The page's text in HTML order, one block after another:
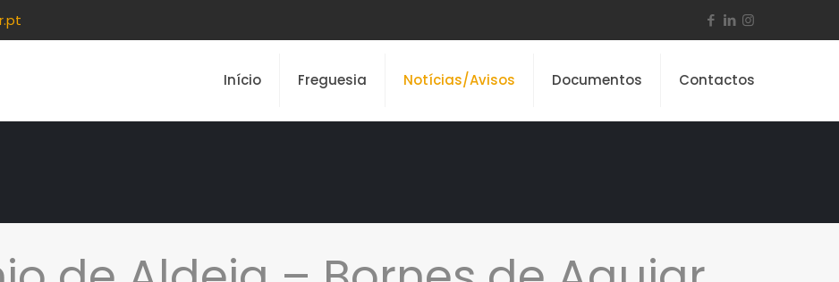
Início Freguesia Notícias/Avisos Documentos Contactos